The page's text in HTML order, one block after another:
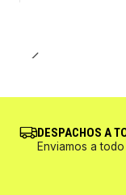
DESPACHOS A
Enviamos a